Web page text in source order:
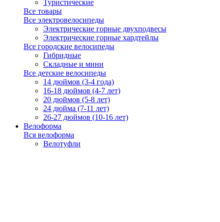
Туристические
Все товары
Все электровелосипеды
Электрические горные двухподвесы
Электрические горные хардтейлы
Все городские велосипеды
Гибридные
Складные и мини
Все детские велосипеды
14 дюймов (3-4 года)
16-18 дюймов (4-7 лет)
20 дюймов (5-8 лет)
24 дюйма (7-11 лет)
26-27 дюймов (10-16 лет)
Велоформа
Вся велоформа
Велотуфли